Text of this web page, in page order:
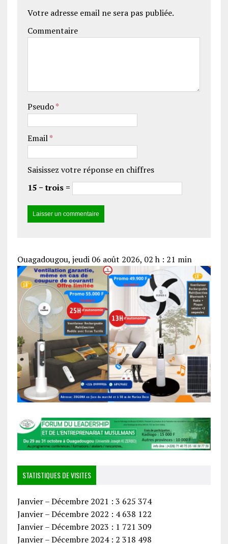
Votre adresse email ne sera pas publiée.
Commentaire
Pseudo*
Email*
Saisissez votre réponse en chiffres
15 − trois =
Ouagadougou, jeudi 06 août 2026, 02 h : 21 min
STATISTIQUES DE VISITES
Janvier – Décembre 2021 : 3 625 374
Janvier – Décembre 2022 : 4 638 122
Janvier – Décembre 2023 : 1 721 309
Janvier – Décembre 2024 : 2 318 498